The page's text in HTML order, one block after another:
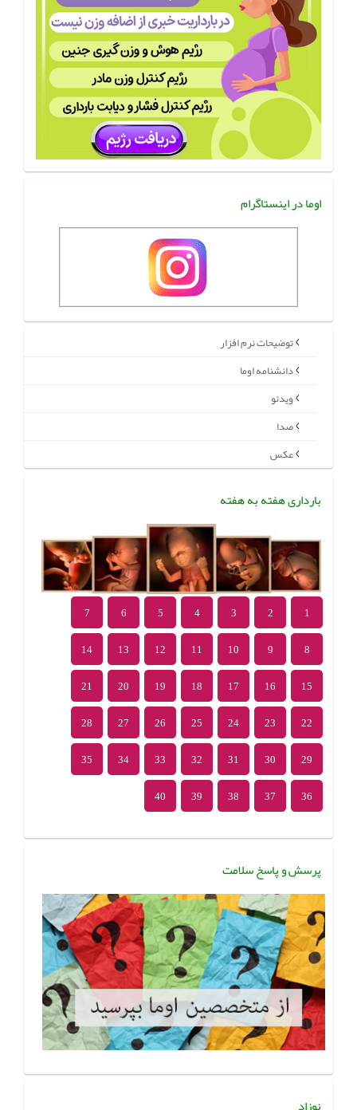
اوما در اینستاگرام
توضیحات نرم افزار
دانشنامه اوما
ویدئو
صدا
عکس
بارداری هفته به هفته
1
2
3
4
5
6
7
8
9
10
11
12
13
14
15
16
17
18
19
20
21
22
23
24
25
26
27
28
29
30
31
32
33
34
35
36
37
38
39
40
پرسش و پاسخ سلامت